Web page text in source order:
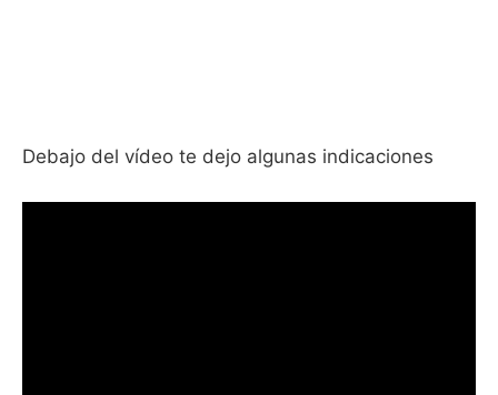
Debajo del vídeo te dejo algunas indicaciones